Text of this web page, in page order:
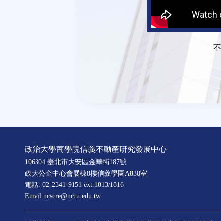
政治大學商學院信義不動產研究發展中心
106304 臺北市大安區金華街187號
政大公企中心會展棟8樓信義學園A838室
電話: 02-2341-9151 ext.1813/1816
Email:ncscre@nccu.edu.tw